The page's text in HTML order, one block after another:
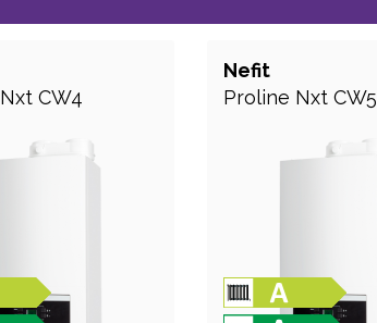
CW4
Nefit
Proline Nxt CW5